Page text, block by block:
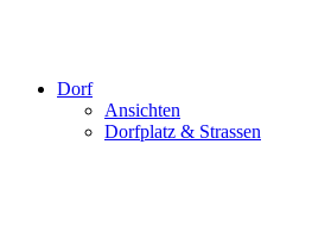
Dorf
Ansichten
Dorfplatz & Strassen